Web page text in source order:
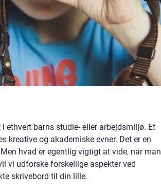
ethvert barns studie- eller arbejdsmiljø. Et
kreative og akademiske evner. Det er en
hvad er egentlig vigtigt at vide, når man
vi udforske forskellige aspekter ved
skrivebord til din lille.